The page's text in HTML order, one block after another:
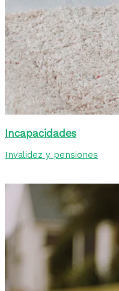
Incapacidades
Invalidez y pensiones